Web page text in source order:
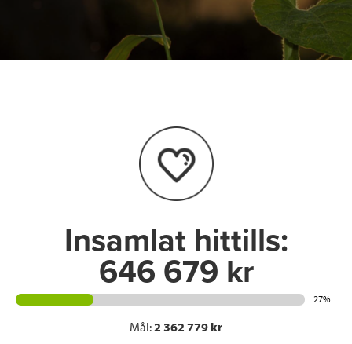
c
w
i
e
I
n
a
Insamlat hittills:
646 679 kr
27%
Mål:2 362 779 kr